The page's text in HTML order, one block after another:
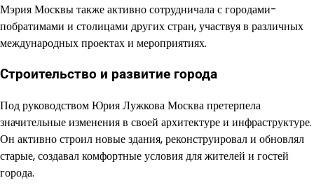
Мэрия Москвы также активно сотрудничала с городами-
побратимами и столицами других стран, участвуя в различных
международных проектах и мероприятиях.
Строительство и развитие города
Под руководством Юрия Лужкова Москва претерпела
значительные изменения в своей архитектуре и инфраструктуре.
Он активно строил новые здания, реконструировал и обновлял
старые, создавал комфортные условия для жителей и гостей
города.